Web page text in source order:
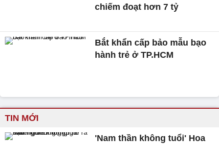
chiếm đoạt hơn 7 tỷ
Bắt khẩn cấp bảo mẫu bạo
hành trẻ ở TP.HCM
TIN MỚI
'Nam thần không tuổi' Hoa